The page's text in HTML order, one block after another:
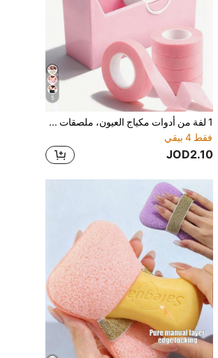
5
1 لفة من أدوات مكياج العيون، ملصقات ظلال العيون، قلم كحل قابل للتنفس وملصقات رموش صناعية، شريط تجميل الوجه غير مرئي، شريط ممارسة مكياج الوجه الفوري، شريط رفع الوجه البلاستيكي، شريط ظلال العيون، شريط قلم الكحل (1.25 سم * 4.5 م)، أدوات مكياج، أدوات رموش، أدوات رفع الوجه
فقط 4 بيقي
JOD2.10